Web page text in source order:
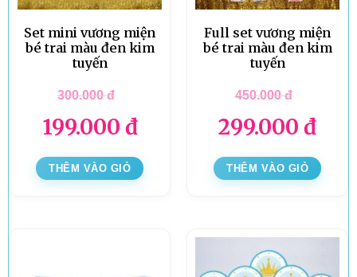
Set mini vương miện
bé trai màu đen kim
tuyến
300.000đ
199.000 đ
THÊM VÀO GIỎ
Full set vương miện
bé trai màu đen kim
tuyến
450.000đ
299.000 đ
THÊM VÀO GIỎ